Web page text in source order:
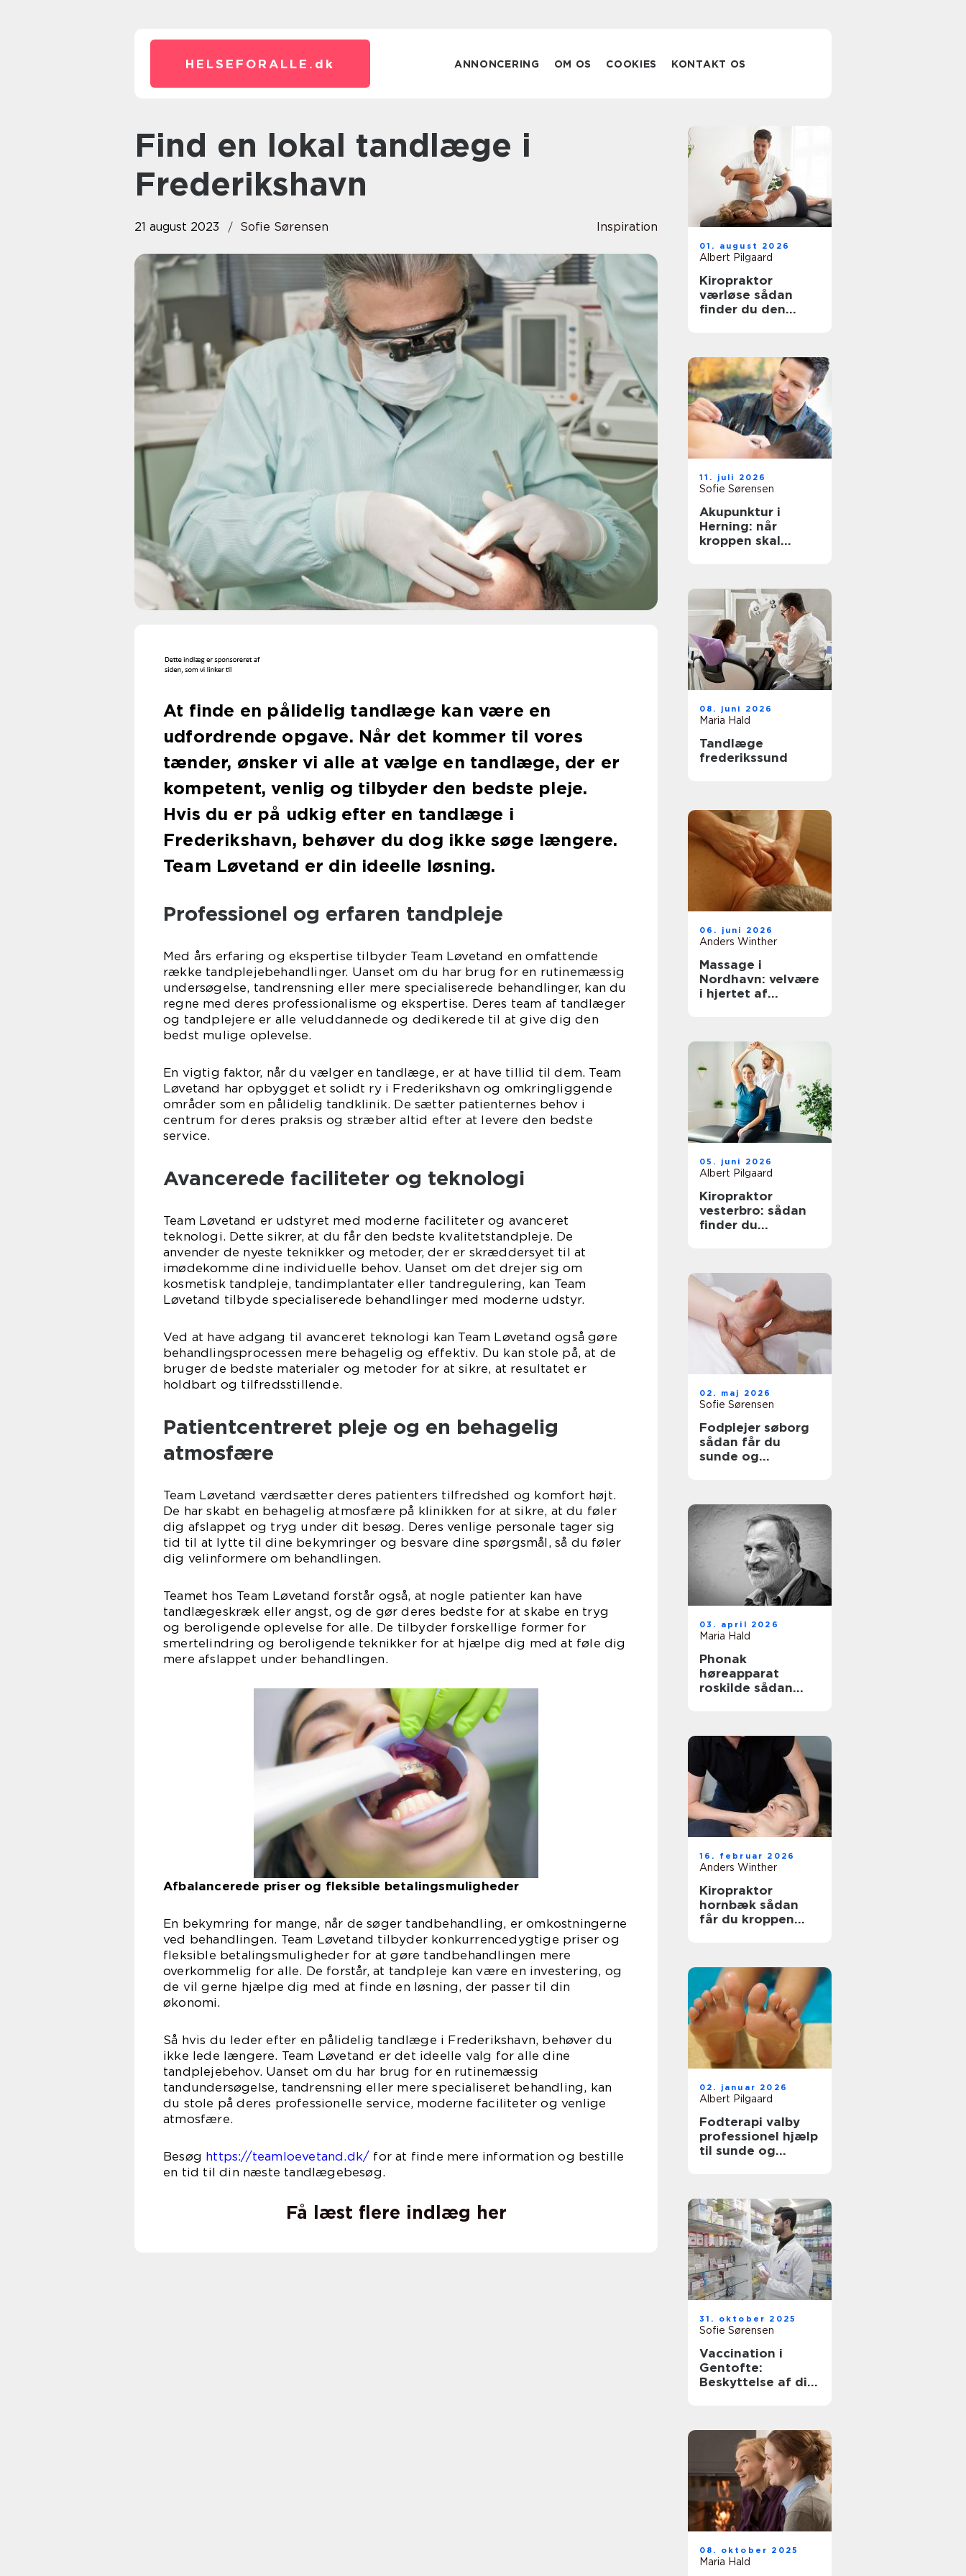
HELSEFORALLE. dk ANNONCERING OM OS COOKIES KONTAKT OS
Find en lokal tandlæge i
Frederikshavn
21 august 2023 Sofie Sørensen Inspiration
At finde en pålidelig tandlæge kan være en
udfordrende opgave. Når det kommer til vores
tænder, ønsker vi alle at vælge en tandlæge, der er
kompetent, venlig og tilbyder den bedste pleje.
Hvis du er på udkig efter en tandlæge i
Frederikshavn, behøver du dog ikke søge længere.
Team Løvetand er din ideelle løsning.
Professionel og erfaren tandpleje
Med års erfaring og ekspertise tilbyder Team Løvetand en omfattende
række tandplejebehandlinger. Uanset om du har brug for en rutinemæssig
undersøgelse, tandrensning eller mere specialiserede behandlinger, kan du
regne med deres professionalisme og ekspertise. Deres team af tandlæger
og tandplejere er alle veluddannede og dedikerede til at give dig den
bedst mulige oplevelse.
En vigtig faktor, når du vælger en tandlæge, er at have tillid til dem. Team
Løvetand har opbygget et solidt ry i Frederikshavn og omkringliggende
områder som en pålidelig tandklinik. De sætter patienternes behov i
centrum for deres praksis og stræber altid efter at levere den bedste
service.
Avancerede faciliteter og teknologi
Team Løvetand er udstyret med moderne faciliteter og avanceret
teknologi. Dette sikrer, at du får den bedste kvalitetstandpleje. De
anvender de nyeste teknikker og metoder, der er skræddersyet til at
imødekomme dine individuelle behov. Uanset om det drejer sig om
kosmetisk tandpleje, tandimplantater eller tandregulering, kan Team
Løvetand tilbyde specialiserede behandlinger med moderne udstyr.
Ved at have adgang til avanceret teknologi kan Team Løvetand også gøre
behandlingsprocessen mere behagelig og effektiv. Du kan stole på, at de
bruger de bedste materialer og metoder for at sikre, at resultatet er
holdbart og tilfredsstillende.
Patientcentreret pleje og en behagelig
atmosfære
Team Løvetand værdsætter deres patienters tilfredshed og komfort højt.
De har skabt en behagelig atmosfære på klinikken for at sikre, at du føler
dig afslappet og tryg under dit besøg. Deres venlige personale tager sig
tid til at lytte til dine bekymringer og besvare dine spørgsmål, så du føler
dig velinformere om behandlingen.
Teamet hos Team Løvetand forstår også, at nogle patienter kan have
tandlægeskræk eller angst, og de gør deres bedste for at skabe en tryg
og beroligende oplevelse for alle. De tilbyder forskellige former for
smertelindring og beroligende teknikker for at hjælpe dig med at føle dig
mere afslappet under behandlingen.
Afbalancerede priser og fleksible betalingsmuligheder
En bekymring for mange, når de søger tandbehandling, er omkostningerne
ved behandlingen. Team Løvetand tilbyder konkurrencedygtige priser og
fleksible betalingsmuligheder for at gøre tandbehandlingen mere
overkommelig for alle. De forstår, at tandpleje kan være en investering, og
de vil gerne hjælpe dig med at finde en løsning, der passer til din
økonomi.
Så hvis du leder efter en pålidelig tandlæge i Frederikshavn, behøver du
ikke lede længere. Team Løvetand er det ideelle valg for alle dine
tandplejebehov. Uanset om du har brug for en rutinemæssig
tandundersøgelse, tandrensning eller mere specialiseret behandling, kan
du stole på deres professionelle service, moderne faciliteter og venlige
atmosfære.
Besøg https://teamloevetand.dk/ for at finde mere information og bestille
en tid til din næste tandlægebesøg.
Få læst flere indlæg her
01. august 2026
Albert Pilgaard
Kiropraktor
værløse sådan
finder du den
11. juli 2026
Sofie Sørensen
Akupunktur i
Herning: når
kroppen skal
08. juni 2026
Maria Hald
Tandlæge
frederikssund
06. juni 2026
Anders Winther
Massage i
Nordhavn: velvære
i hjertet af
05. juni 2026
Albert Pilgaard
Kiropraktor
vesterbro: sådan
finder du
02. maj 2026
Sofie Sørensen
Fodplejer søborg
sådan får du
sunde og
03. april 2026
Maria Hald
Phonak
høreapparat
roskilde sådan
16. februar 2026
Anders Winther
Kiropraktor
hornbæk sådan
får du kroppen
02. januar 2026
Albert Pilgaard
Fodterapi valby
professionel hjælp
til sunde og
31. oktober 2025
Sofie Sørensen
Vaccination i
Gentofte:
Beskyttelse af dit
08. oktober 2025
Maria Hald